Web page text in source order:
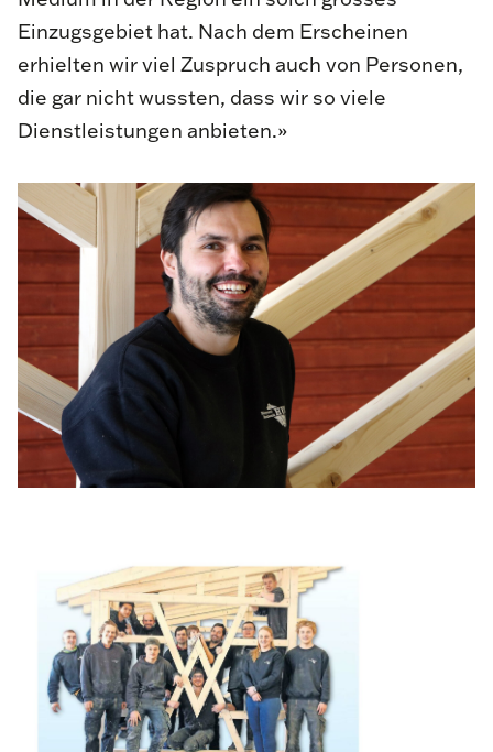
Einzugsgebiet hat. Nach dem Erscheinen
erhielten wir viel Zuspruch auch von Personen,
die gar nicht wussten, dass wir so viele
Dienstleistungen anbieten.»